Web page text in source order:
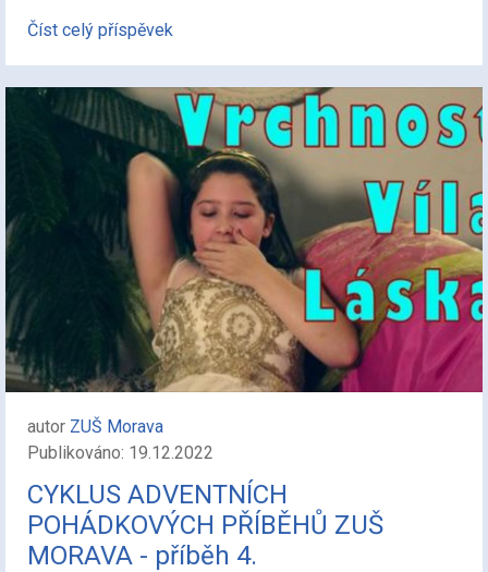
Číst celý příspěvek
autor ZUŠ Morava
Publikováno: 19.12.2022
CYKLUS ADVENTNÍCH
POHÁDKOVÝCH PŘÍBĚHŮ ZUŠ
MORAVA - příběh 4.